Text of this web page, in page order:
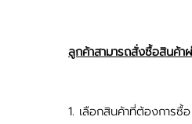
ลูกค้าสามารถสั่งซื้อสินค้
1. เลือกสินค้าที่ต้องการซื้